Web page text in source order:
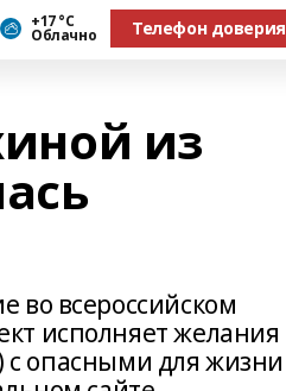
+17 °С
Облачно Телефон доверия
из
во всероссийском
исполняет желания
с опасными для жизни